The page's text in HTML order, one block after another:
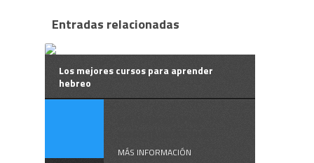
Entradas relacionadas
Los mejores cursos para aprender
hebreo
MÁS INFORMACIÓN